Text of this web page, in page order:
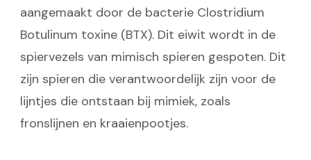
aangemaakt door de bacterie Clostridium
Botulinum toxine (BTX). Dit eiwit wordt in de
spiervezels van mimisch spieren gespoten. Dit
zijn spieren die verantwoordelijk zijn voor de
lijntjes die ontstaan bij mimiek, zoals
fronslijnen en kraaienpootjes.